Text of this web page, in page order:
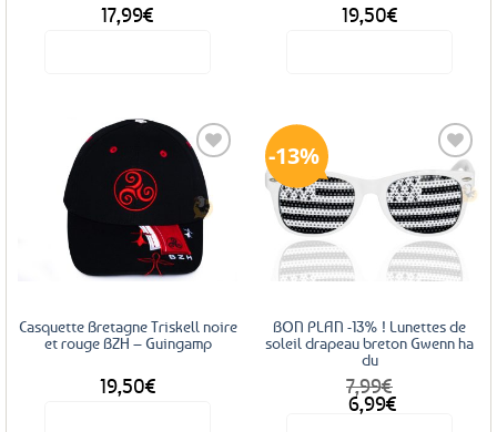
17,99€ 19,50€
Ajouter
aux
favoris
Casquette Bretagne Triskell noire
et rouge BZH – Guingamp
19,50€
13%
Ajouter
aux
favoris
BON PLAN -13% ! Lunettes de
soleil drapeau breton Gwenn ha
du
7,99€
Le
prix
6,99€
Le
prix